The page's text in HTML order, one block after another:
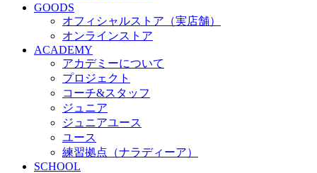
クラブ理念
クラブ情報
サステナビリティ
Web制作支援
応援プロジェクト
GOODS
オフィシャルストア（実店舗）
オンラインストア
ACADEMY
アカデミーについて
プロジェクト
コーチ&スタッフ
ジュニア
ジュニアユース
ユース
練習拠点（ナラディーア）
SCHOOL